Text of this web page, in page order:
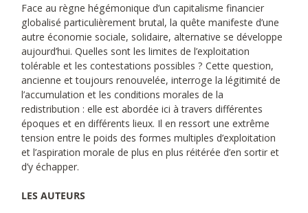
Face au règne hégémonique d’un capitalisme financier
globalisé particulièrement brutal, la quête manifeste d’une
autre économie sociale, solidaire, alternative se développe
aujourd’hui. Quelles sont les limites de l’exploitation
tolérable et les contestations possibles ? Cette question,
ancienne et toujours renouvelée, interroge la légitimité de
l’accumulation et les conditions morales de la
redistribution : elle est abordée ici à travers différentes
époques et en différents lieux. Il en ressort une extrême
tension entre le poids des formes multiples d’exploitation
et l’aspiration morale de plus en plus réitérée d’en sortir et
d’y échapper.
LES AUTEURS